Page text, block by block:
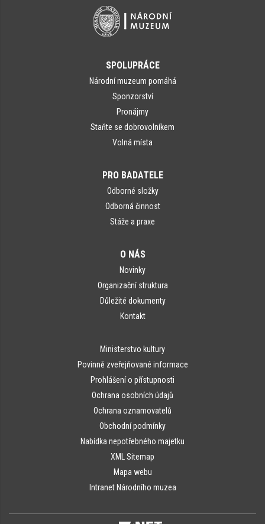
SPOLUPRÁCE
Národní muzeum pomáhá
Sponzorství
Pronájmy
Staňte se dobrovolníkem
Volná místa
PRO BADATELE
Odborné složky
Odborná činnost
Stáže a praxe
O NÁS
Novinky
Organizační struktura
Důležité dokumenty
Kontakt
Ministerstvo kultury
Povinně zveřejňované informace
Prohlášení o přístupnosti
Ochrana osobních údajů
Ochrana oznamovatelů
Obchodní podmínky
Nabídka nepotřebného majetku
XML Sitemap
Mapa webu
Intranet Národního muzea